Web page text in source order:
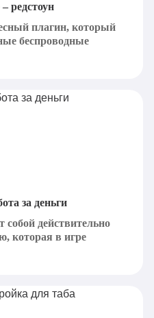
редстоун
плагин, который
беспроводные
за деньги
собой действительно
которая в игре